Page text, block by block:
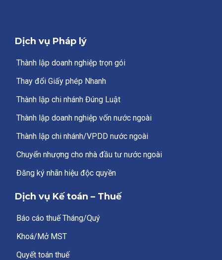
Dịch vụ Pháp lý
Thành lập doanh nghiệp trọn gói
Thay đổi Giấy phép Nhanh
Thành lập chi nhánh Đúng Luật
Thành lập doanh nghiệp vốn nước ngoài
Thành lập chi nhánh/VPDD nước ngoài
Chuyển nhượng cho nhà đầu tư nước ngoài
Đăng ký nhãn hiệu độc quyền
Dịch vụ Kế toán – Thuế
Báo cáo thuế Tháng/Quý
Khoá/Mở MST
Quyết toán thuế